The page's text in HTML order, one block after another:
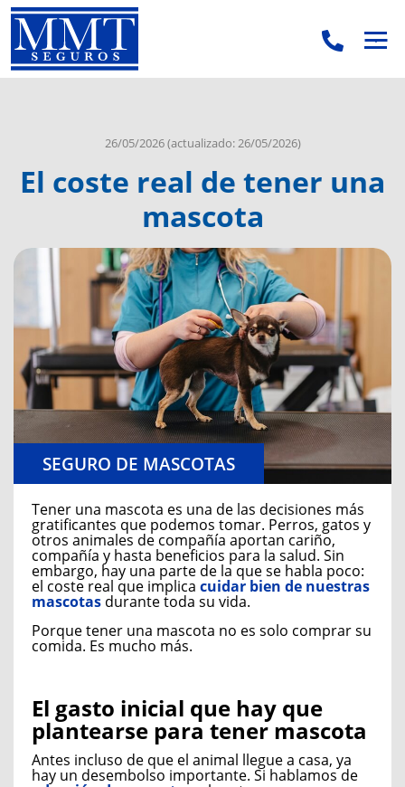
..
26/05/2026(actualizado: 26/05/2026)
El coste real de tener una
mascota
SEGURO DE MASCOTAS
Tener una mascota es una de las decisiones más
gratificantes que podemos tomar. Perros, gatos y
otros animales de compañía aportan cariño,
compañía y hasta beneficios para la salud. Sin
embargo, hay una parte de la que se habla poco:
el coste real que implica cuidar bien de nuestras
mascotas durante toda su vida.
Porque tener una mascota no es solo comprar su
comida. Es mucho más.
El gasto inicial que hay que
plantearse para tener mascota
Antes incluso de que el animal llegue a casa, ya
hay un desembolso importante. Si hablamos de